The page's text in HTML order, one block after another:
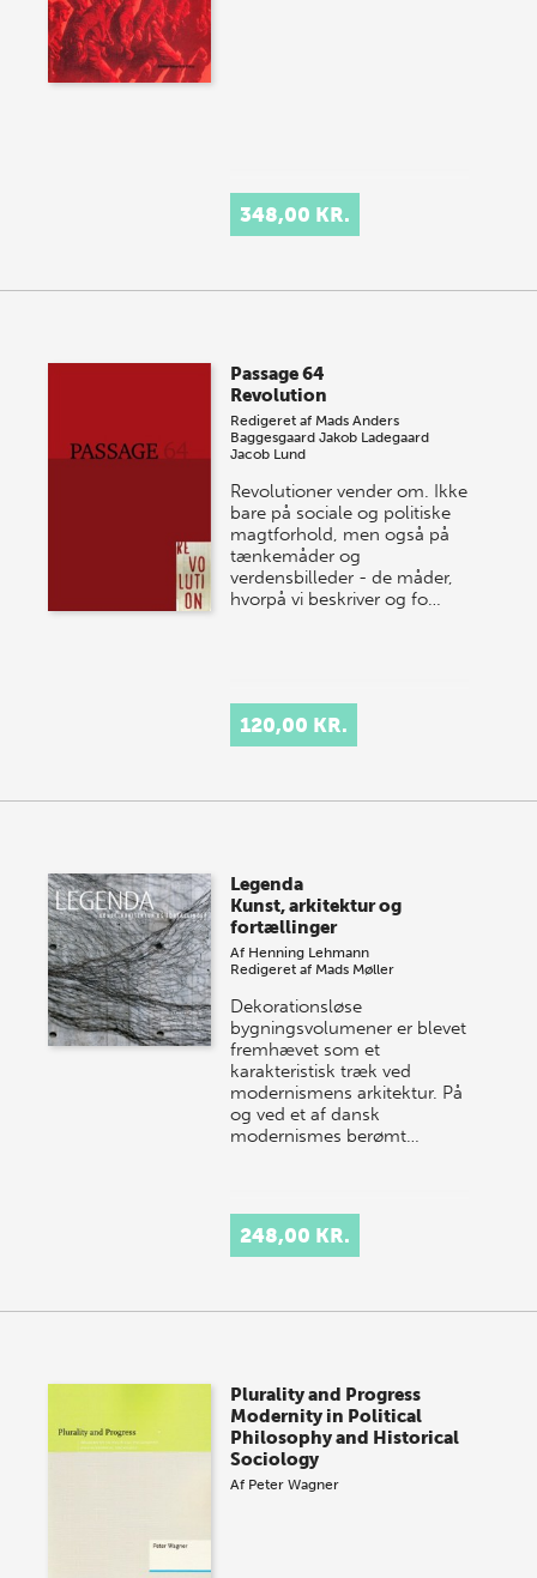
348,00 KR.
Passage 64
Revolution
Redigeret af Mads Anders
Baggesgaard Jakob Ladegaard
Jacob Lund
Revolutioner vender om. Ikke
bare på sociale og politiske
magtforhold, men også på
tænkemåder og
verdensbilleder - de måder,
hvorpå vi beskriver og fo…
120,00 KR.
Legenda
Kunst, arkitektur og
fortællinger
Af Henning Lehmann
Redigeret af Mads Møller
Dekorationsløse
bygningsvolumener er blevet
fremhævet som et
karakteristisk træk ved
modernismens arkitektur. På
og ved et af dansk
modernismes berømt…
248,00 KR.
Plurality and Progress
Modernity in Political
Philosophy and Historical
Sociology
Af Peter Wagner